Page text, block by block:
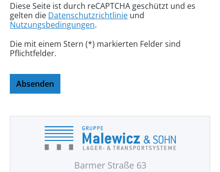
Diese Seite ist durch reCAPTCHA geschützt und es
gelten die Datenschutzrichtlinie und
Nutzungsbedingungen.
Die mit einem Stern (*) markierten Felder sind
Pflichtfelder.
Absenden
Barmer Straße 63